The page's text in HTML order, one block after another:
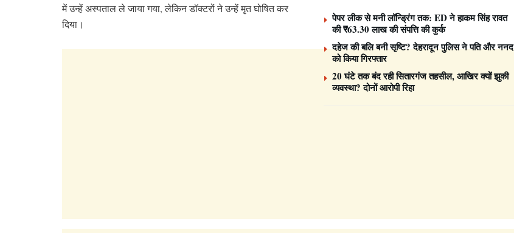
पेपर लीक से मनी लॉन्ड्रिंग तक: ED ने हाकम सिंह रावत
की ₹63.30 लाख की संपत्ति की कुर्क
दहेज की बलि बनी सृष्टि? देहरादून पुलिस ने पति और ननद
को किया गिरफ्तार
20 घंटे तक बंद रही सितारगंज तहसील, आखिर क्यों झुकी
व्यवस्था? दोनों आरोपी रिहा
में उन्हें अस्पताल ले जाया गया, लेकिन डॉक्टरों ने उन्हें मृत घोषित कर
दिया।